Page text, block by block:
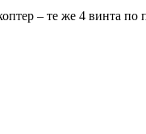
– те же 4 винта